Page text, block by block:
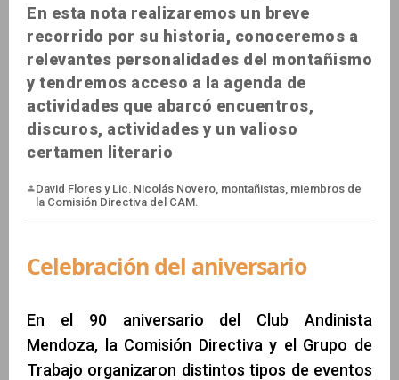
En esta nota realizaremos un breve
recorrido por su historia, conoceremos a
relevantes personalidades del montañismo
y tendremos acceso a la agenda de
actividades que abarcó encuentros,
discuros, actividades y un valioso
certamen literario
David Flores y Lic. Nicolás Novero, montañistas,
la Comisión Directiva del CAM.
Celebración del aniversario
En el 90 aniversario del Club Andinista
Mendoza, la Comisión Directiva y el Grupo de
Trabajo organizaron distintos tipos de eventos